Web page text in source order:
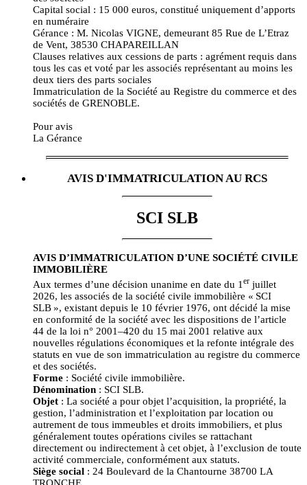
Capital social : 15 000 euros, constitué uniquement d’apports
en numéraire
Gérance : M. Nicolas VIGNE, demeurant 85 Rue de L’Etraz
de Vent, 38530 CHAPAREILLAN
Clauses relatives aux cessions de parts : agrément requis dans
tous les cas et voté par les associés représentant au moins les
deux tiers des parts sociales
Immatriculation de la Société au Registre du commerce et des
sociétés de GRENOBLE.
Pour avis
La Gérance
AVIS D'IMMATRICULATION AU RCS
SCI SLB
AVIS D’IMMATRICULATION D’UNE SOCIÉTÉ CIVILE
IMMOBILIÈRE
Aux termes d’une décision unanime en date du 1 er juillet
2026, les associés de la société civile immobilière « SCI
SLB », existant depuis le 10 février 1976, ont décidé la mise
en conformité de la société avec les dispositions de l’article
44 de la loi n° 2001–420 du 15 mai 2001 relative aux
nouvelles régulations économiques et la refonte intégrale des
statuts en vue de son immatriculation au registre du commerce
et des sociétés.
Forme : Société civile immobilière.
Dénomination : SCI SLB.
Objet : La société a pour objet l’acquisition, la propriété, la
gestion, l’administration et l’exploitation par location ou
autrement de tous immeubles et droits immobiliers, et plus
généralement toutes opérations civiles se rattachant
directement ou indirectement à cet objet, à l’exclusion de toute
activité commerciale, conformément aux statuts.
Siège social : 24 Boulevard de la Chantourne 38700 LA